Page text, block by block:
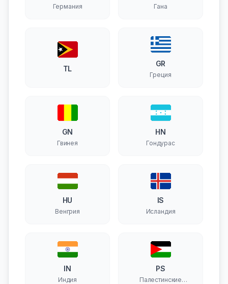
Германия Гана
TL
GR
Греция
GN
Гвинея
HN
Гондурас
HU
Венгрия
IS
Исландия
IN
Индия
PS
Палестинские